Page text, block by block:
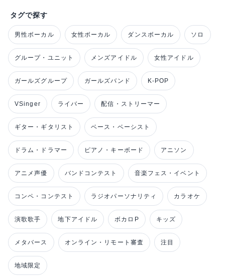
タグで探す
男性ボーカル 女性ボーカル ダンスボーカル ソロ
グループ・ユニット メンズアイドル 女性アイドル
ガールズグループ ガールズバンド K-POP
VSinger ライバー 配信・ストリーマー
ギター・ギタリスト ベース・ベーシスト
ドラム・ドラマー ピアノ・キーボード アニソン
アニメ声優 バンドコンテスト 音楽フェス・イベント
コンペ・コンテスト ラジオパーソナリティ カラオケ
演歌歌手 地下アイドル ボカロP キッズ
メタバース オンライン・リモート審査 注目
地域限定